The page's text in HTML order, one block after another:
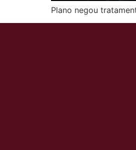
Plano negou